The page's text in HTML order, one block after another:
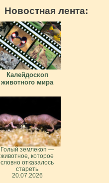
Новостная лента:
Калейдоскоп
животного мира
Голый землекоп —
животное, которое
словно отказалось
стареть
20.07.2026